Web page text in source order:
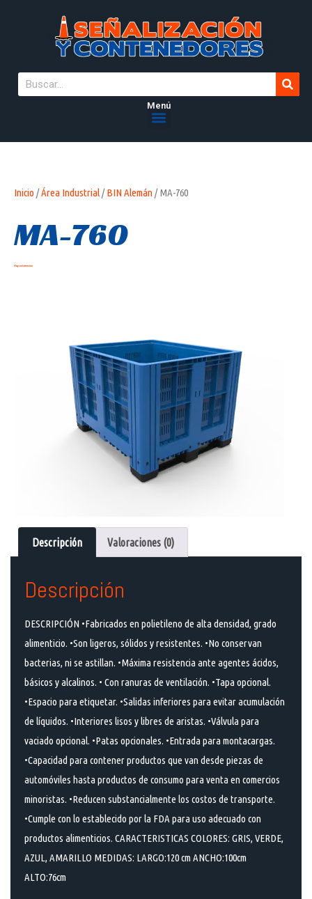
Menú
Inicio /Área Industrial/BIN Alemán / MA-760
MA-760
Hay existencias
Descripción Valoraciones (0)
Descripción
DESCRIPCIÓN •Fabricados en polietileno de alta densidad, grado
alimenticio. •Son ligeros, sólidos y resistentes. •No conservan
bacterias, ni se astillan. •Máxima resistencia ante agentes ácidos,
básicos y alcalinos. • Con ranuras de ventilación. •Tapa opcional.
•Espacio para etiquetar. •Salidas inferiores para evitar acumulación
de líquidos. •Interiores lisos y libres de aristas. •Válvula para
vaciado opcional. •Patas opcionales. •Entrada para montacargas.
•Capacidad para contener productos que van desde piezas de
automóviles hasta productos de consumo para venta en comercios
minoristas. •Reducen substancialmente los costos de transporte.
•Cumple con lo establecido por la FDA para uso adecuado con
productos alimenticios. CARACTERISTICAS COLORES: GRIS, VERDE,
AZUL, AMARILLO MEDIDAS: LARGO:120 cm ANCHO:100cm
ALTO:76cm